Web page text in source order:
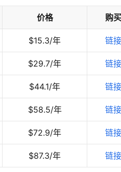
价格 购买
$15.3/年 链接
$29.7/年 链接
$44.1/年 链接
$58.5/年 链接
$72.9/年 链接
$87.3/年 链接